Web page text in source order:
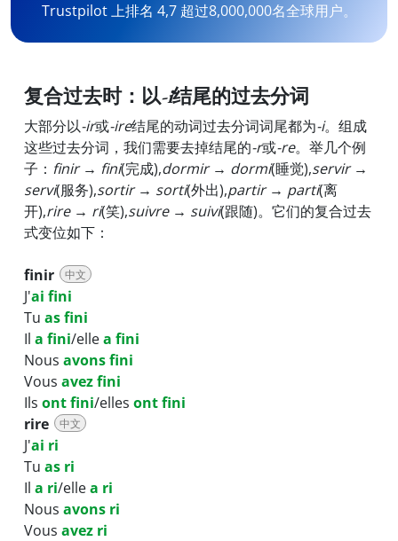
Trustpilot 上排名 4,7 超过8,000,000名全球用户。
复合过去时：以-i结尾的过去分词
大部分以-ir或-ire结尾的动词过去分词词尾都为-i。组成
这些过去分词，我们需要去掉结尾的-r或-re。举几个例
子： finir → fini(完成),dormir → dormi(睡觉),servir →
servi(服务),sortir → sorti(外出),partir → parti(离
开),rire → ri(笑),suivre → suivi(跟随)。它们的复合过去
式变位如下：
finir 中文
J'ai fini
Tu as fini
Il a fini/ellea fini
Nous avons fini
Vous avez fini
Ils ont fini/elles ont fini
rire
中文
J'ai ri
Tu as ri
Il a ri/ellea ri
Nous avons ri
Vous avez ri